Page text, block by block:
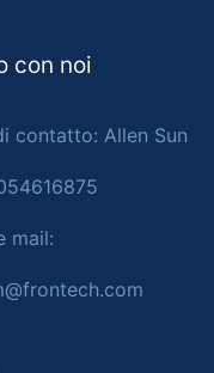
con noi
contatto: Allen Sun
mail: